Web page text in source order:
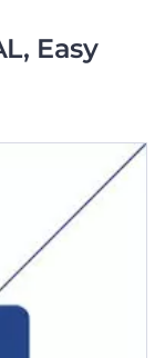
Easy